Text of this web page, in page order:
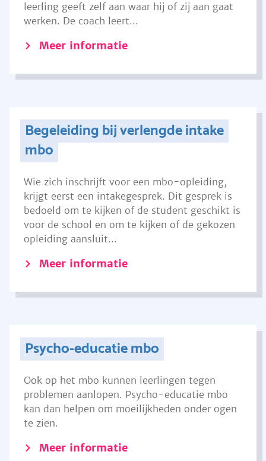
leerling geeft zelf aan waar hij of zij aan gaat
werken. De coach leert...
Meer informatie
Begeleiding bij verlengde intake
mbo
Wie zich inschrijft voor een mbo-opleiding,
krijgt eerst een intakegesprek. Dit gesprek is
bedoeld om te kijken of de student geschikt is
voor de school en om te kijken of de gekozen
opleiding aansluit...
Meer informatie
Psycho-educatie mbo
Ook op het mbo kunnen leerlingen tegen
problemen aanlopen. Psycho-educatie mbo
kan dan helpen om moeilijkheden onder ogen
te zien.
Meer informatie